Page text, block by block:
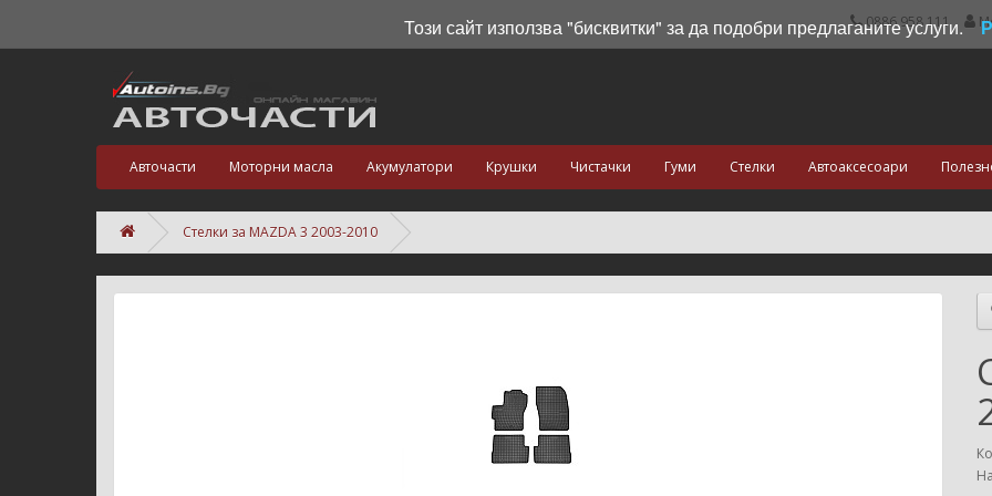
0886 958 111
Авточасти Моторни масла Акумулатори Крушки Чистачки Гуми Стелки Автоаксесоари
Стелки за MAZDA 3 2003-2010
Този сайт използва "бисквитки" за да подобри предлаганите услуги.